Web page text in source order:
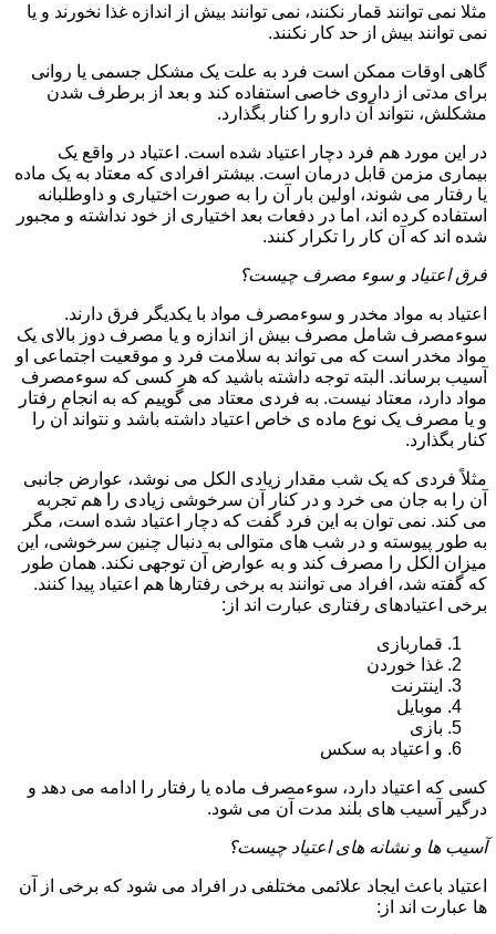
مثلا نمی توانند قمار نکنند، نمی توانند بیش از اندازه غذا نخورند و یا
نمی توانند بیش از حد کار نکنند.
گاهی اوقات ممکن است فرد به علت یک مشکل جسمی یا روانی
برای مدتی از داروی خاصی استفاده کند و بعد از برطرف شدن
مشکلش، نتواند آن دارو را کنار بگذارد.
در این مورد هم فرد دچار اعتیاد شده است. اعتیاد در واقع یک
بیماری مزمن قابل درمان است. بیشتر افرادی که معتاد به یک ماده
یا رفتار می شوند، اولین بار آن را به صورت اختیاری و داوطلبانه
استفاده کرده اند، اما در دفعات بعد اختیاری از خود نداشته و مجبور
شده اند که آن کار را تکرار کنند.
فرق اعتیاد و سوء مصرف چیست؟
اعتیاد به مواد مخدر و سوءمصرف مواد با یکدیگر فرق دارند.
سوءمصرف شامل مصرف بیش از اندازه و یا مصرف دوز بالای یک
مواد مخدر است که می تواند به سلامت فرد و موقعیت اجتماعی او
آسیب برساند. البته توجه داشته باشید که هر کسی که سوءمصرف
مواد دارد، معتاد نیست. به فردی معتاد می گوییم که به انجام رفتار
و یا مصرف یک نوع ماده ی خاص اعتیاد داشته باشد و نتواند آن را
کنار بگذارد.
مثلاً فردی که یک شب مقدار زیادی الکل می نوشد، عوارض جانبی
آن را به جان می خرد و در کنار آن سرخوشی زیادی را هم تجربه
می کند. نمی توان به این فرد گفت که دچار اعتیاد شده است، مگر
به طور پیوسته و در شب های متوالی به دنبال چنین سرخوشی، این
میزان الکل را مصرف کند و به عوارض آن توجهی نکند. همان طور
که گفته شد، افراد می توانند به برخی رفتارها هم اعتیاد پیدا کنند.
برخی اعتیادهای رفتاری عبارت اند از:
قماربازی
غذا خوردن
اینترنت
موبایل
بازی
و اعتیاد به سکس
کسی که اعتیاد دارد، سوءمصرف ماده یا رفتار را ادامه می دهد و
درگیر آسیب های بلند مدت آن می شود.
آسیب ها و نشانه های اعتیاد چیست؟
اعتیاد باعث ایجاد علائمی مختلفی در افراد می شود که برخی از آن
ها عبارت اند از: